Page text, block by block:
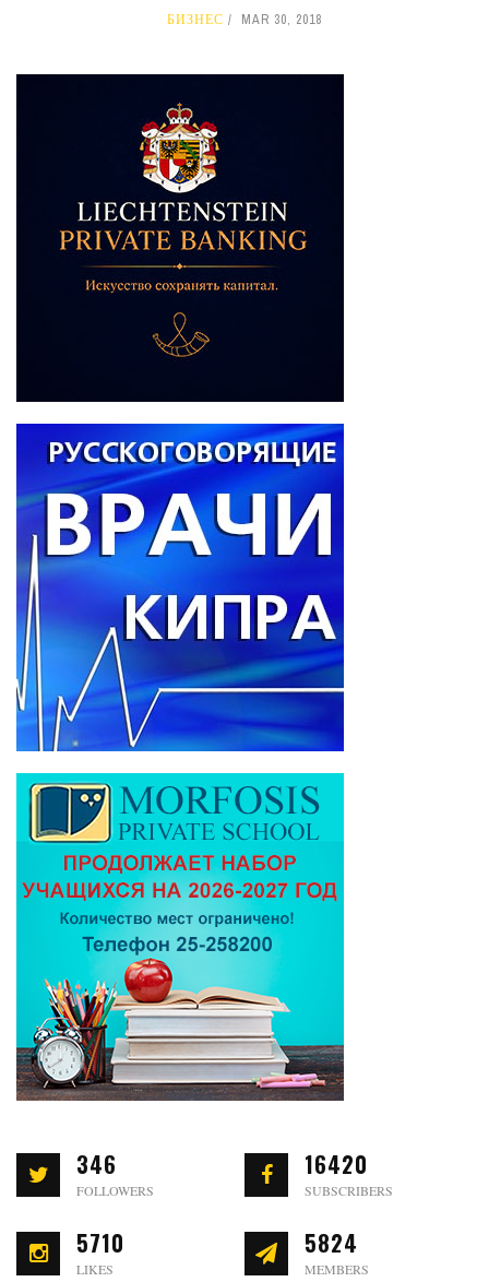
БИЗНЕС MAR 30, 2018
346
FOLLOWERS
16420
SUBSCRIBERS
5710
LIKES
5824
MEMBERS